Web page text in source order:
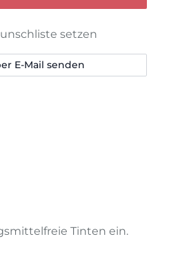
setzen
E-Mail senden
Tinten ein.